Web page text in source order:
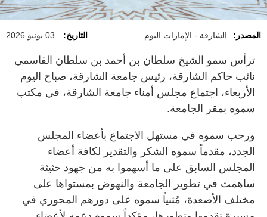
المصدر: الشارقة - الإمارات اليوم التاريخ: 03 يونيو 2026
ترأس سمو الشيخ سلطان بن أحمد بن سلطان القاسمي
نائب حاكم الشارقة، رئيس جامعة الشارقة، صباح اليوم
الأربعاء، اجتماع مجلس أمناء جامعة الشارقة، في مكتب
سموه بمقر الجامعة.
ورحب سموه في مستهل الاجتماع بأعضاء المجلس
الجدد، مقدماً سموه الشكر والتقدير لكافة أعضاء
المجلس السابق على ما أسهموا به من جهود حثيثة
ساهمت في تطوير الجامعة والنهوض بمستواها على
مختلف الأصعدة، مُثنياً سموه على دورهم المحوري في